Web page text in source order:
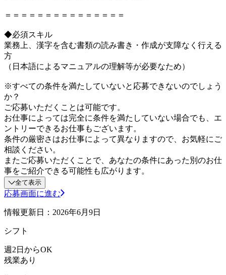
＝＝＝＝＝＝＝＝＝＝＝＝＝＝＝
◆必須スキル
業務上、漢字を含む書類の読み書き・作成が支障なく行える
方
（日本語によるマニュアルの理解等が必要なため）
※すべての条件を満たしていないと応募できないのでしょう
か？
ご応募いただくことは可能です。
お仕事によっては完全に条件を満たしていない場合でも、エ
ントリーできるお仕事もございます。
条件の厳密さはお仕事によって異なりますので、お気軽にご
相談ください。
またご応募いただくことで、あなたの条件にあった別のお仕
事をご紹介できる可能性も広がります。
全て表示
応募画面に進む
情報更新日：2026年6月9日
シフト
週2日からOK
残業あり